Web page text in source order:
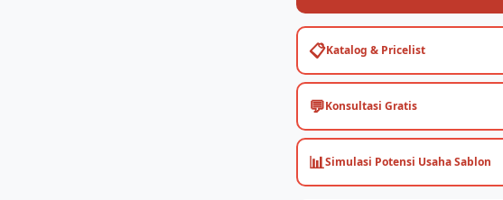
📋Katalog & Pricelist
💬Konsultasi Gratis
📊Simulasi Potensi Usaha Sablon